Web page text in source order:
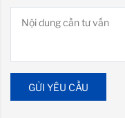
GỬI YÊU CẦU